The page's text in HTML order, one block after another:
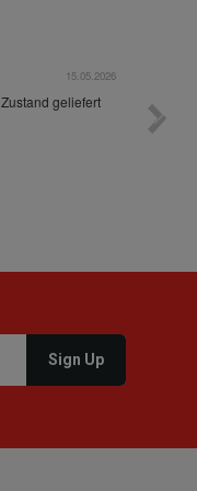
15.05.2026
geliefert